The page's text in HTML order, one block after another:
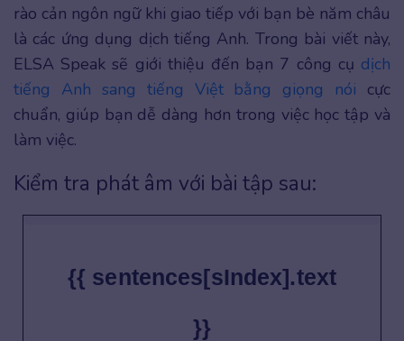
rào cản ngôn ngữ khi giao tiếp với bạn bè năm châu
là các ứng dụng dịch tiếng Anh. Trong bài viết này,
ELSA Speak sẽ giới thiệu đến bạn 7 công cụ dịch
tiếng Anh sang tiếng Việt bằng giọng nói cực
chuẩn, giúp bạn dễ dàng hơn trong việc học tập và
làm việc.
Kiểm tra phát âm với bài tập sau:
{{ sentences[sIndex].text
}}